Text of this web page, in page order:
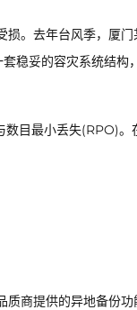
。去年台风季，厦
妥的容灾系统结构
数目最小丢失(RPO)。
商提供的异地备份